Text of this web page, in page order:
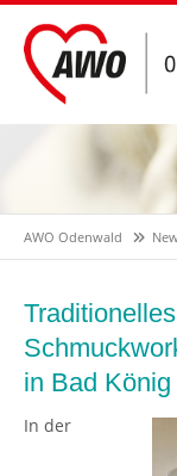
AWO Odenwald
in Bad König
In der